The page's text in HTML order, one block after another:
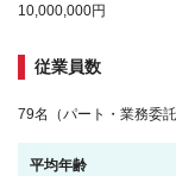
10,000,000円
従業員数
79名（パート・業務委託
平均年齢